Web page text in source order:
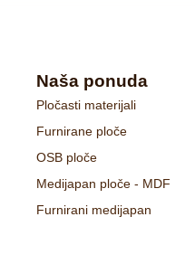
Naša ponuda
Pločasti materijali
Furnirane ploče
OSB ploče
Medijapan ploče - MDF
Furnirani medijapan